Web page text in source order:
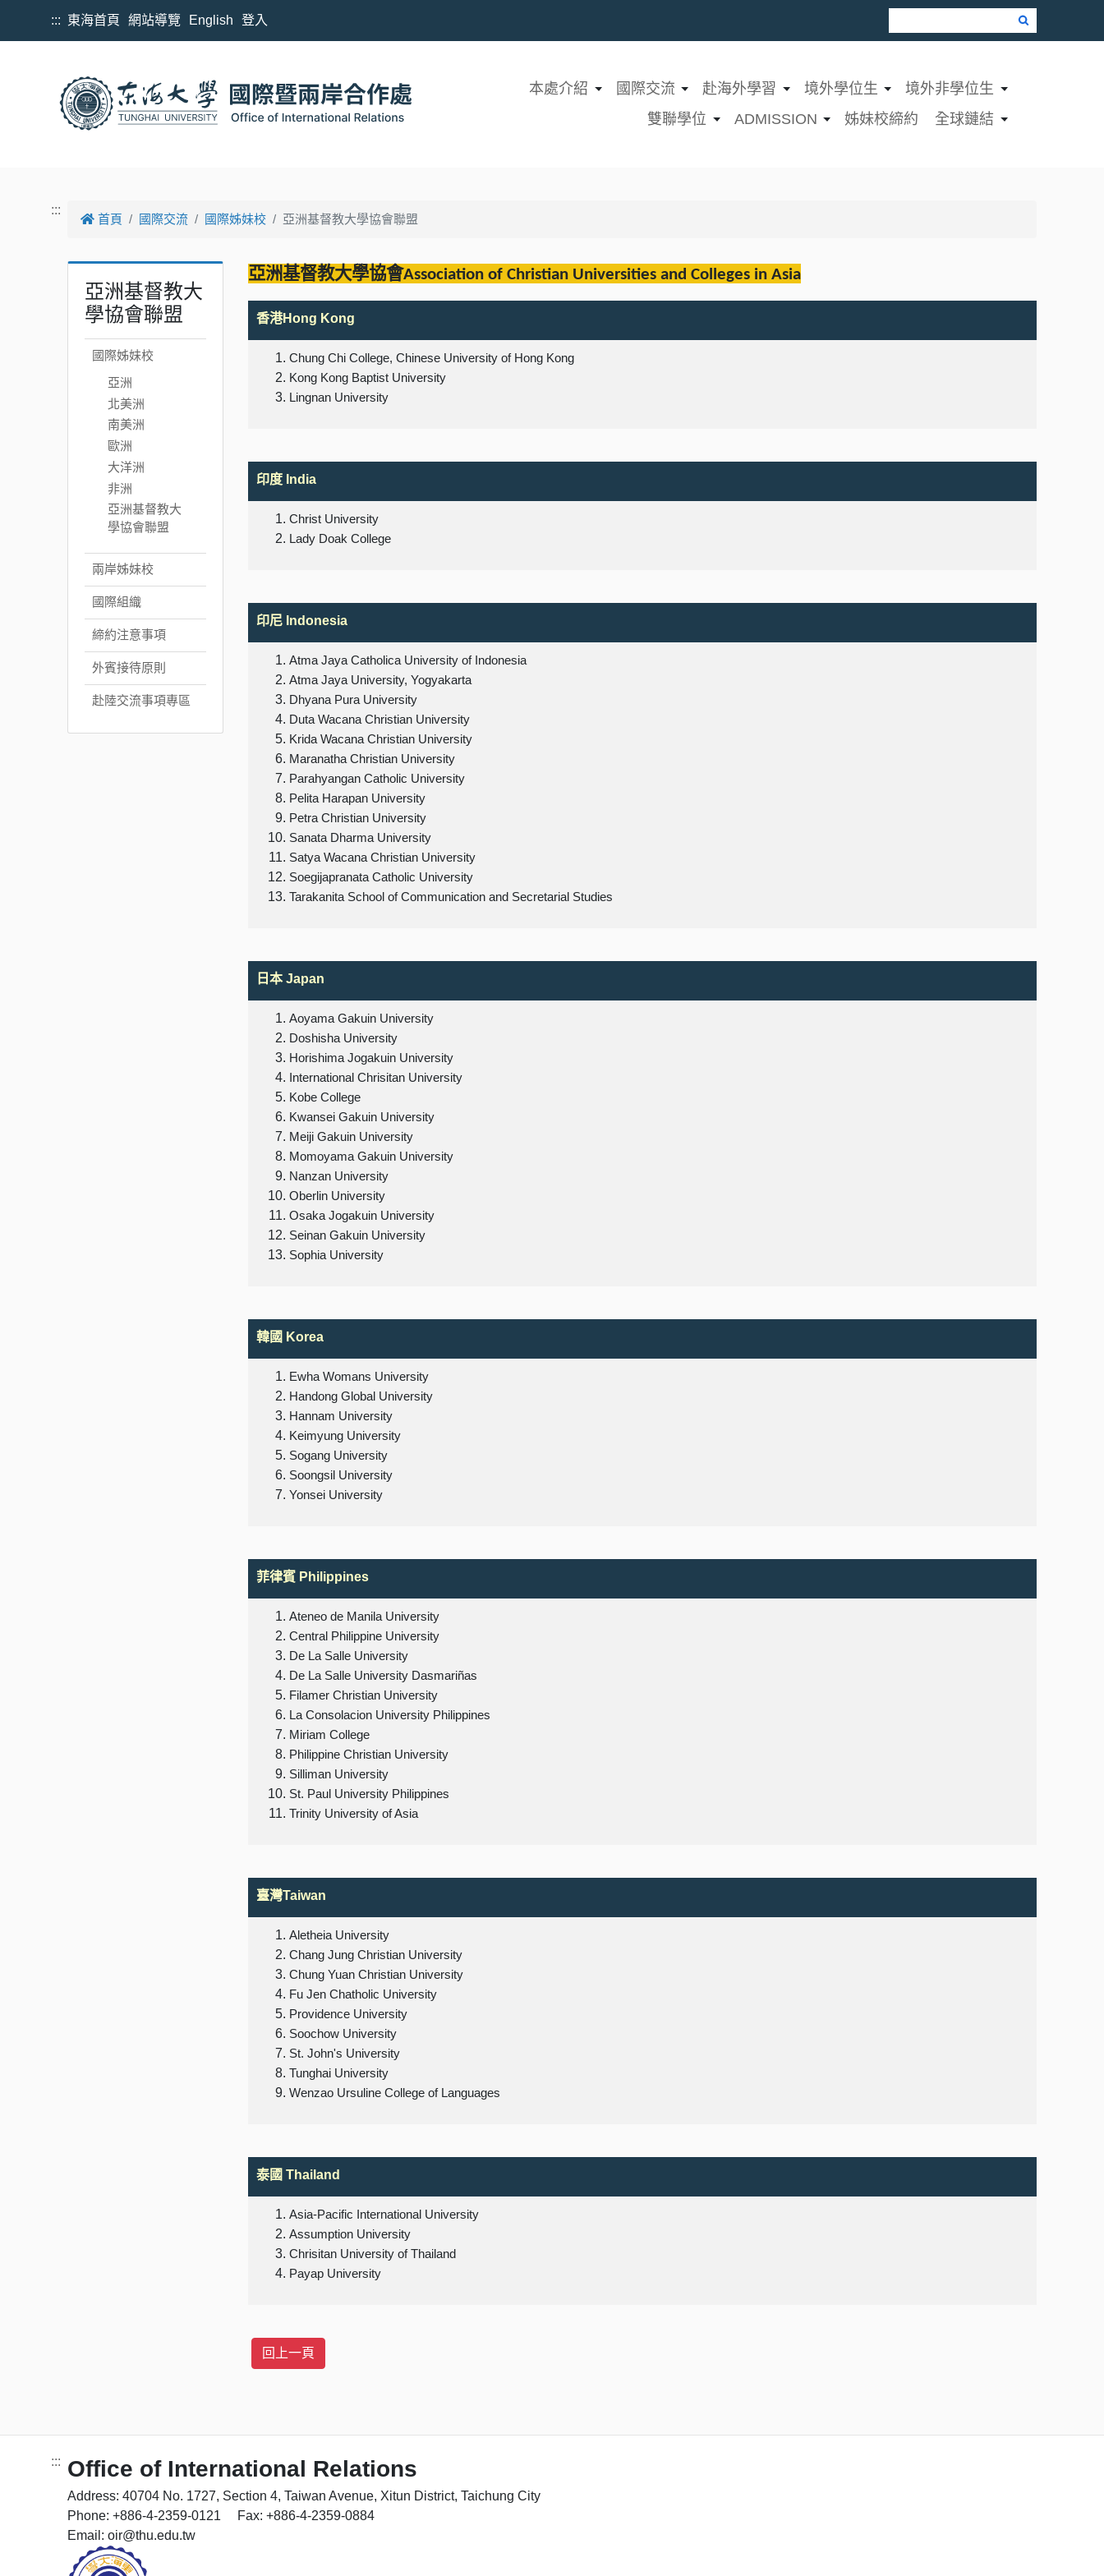
::: 東海首頁 網站導覽 English 登入
本處介紹 國際交流 赴海外學習 境外學位生
境外非學位生
雙聯學位
ADMISSION 姊妹校締約 全球鏈結
:::
首頁 國際交流 國際姊妹校 亞洲基督教大學協會聯盟
亞洲基督教大
學協會聯盟
國際姊妹校
亞洲
北美洲
南美洲
歐洲
大洋洲
非洲
亞洲基督教大
學協會聯盟
兩岸姊妹校
國際組織
締約注意事項
外賓接待原則
赴陸交流事項專區
亞洲基督教大學協會Association of Christian Universities and Colleges in Asia
香港Hong Kong
Chung Chi College, Chinese University of Hong Kong
Kong Kong Baptist University
Lingnan University
印度 India
Christ University
Lady Doak College
印尼 Indonesia
Atma Jaya Catholica University of Indonesia
Atma Jaya University, Yogyakarta
Dhyana Pura University
Duta Wacana Christian University
Krida Wacana Christian University
Maranatha Christian University
Parahyangan Catholic University
Pelita Harapan University
Petra Christian University
Sanata Dharma University
Satya Wacana Christian University
Soegijapranata Catholic University
Tarakanita School of Communication and Secretarial Studies
日本 Japan
Aoyama Gakuin University
Doshisha University
Horishima Jogakuin University
International Chrisitan University
Kobe College
Kwansei Gakuin University
Meiji Gakuin University
Momoyama Gakuin University
Nanzan University
Oberlin University
Osaka Jogakuin University
Seinan Gakuin University
Sophia University
韓國 Korea
Ewha Womans University
Handong Global University
Hannam University
Keimyung University
Sogang University
Soongsil University
Yonsei University
菲律賓 Philippines
Ateneo de Manila University
Central Philippine University
De La Salle University
De La Salle University Dasmariñas
Filamer Christian University
La Consolacion University Philippines
Miriam College
Philippine Christian University
Silliman University
St. Paul University Philippines
Trinity University of Asia
臺灣Taiwan
Aletheia University
Chang Jung Christian University
Chung Yuan Christian University
Fu Jen Chatholic University
Providence University
Soochow University
St. John's University
Tunghai University
Wenzao Ursuline College of Languages
泰國 Thailand
Asia-Pacific International University
Assumption University
Chrisitan University of Thailand
Payap University
::: Office of International Relations
Address: 40704 No. 1727, Section 4, Taiwan Avenue, Xitun District, Taichung City
Phone: +886-4-2359-0121 Fax: +886-4-2359-0884
Email: oir@thu.edu.tw